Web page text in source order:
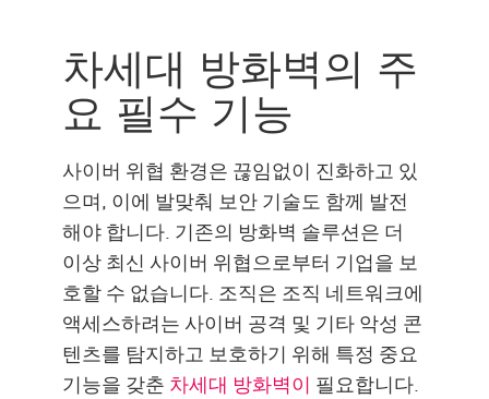
차세대 방화벽의 주
요 필수 기능
사이버 위협 환경은 끊임없이 진화하고 있
으며, 이에 발맞춰 보안 기술도 함께 발전
해야 합니다. 기존의 방화벽 솔루션은 더
이상 최신 사이버 위협으로부터 기업을 보
호할 수 없습니다. 조직은 조직 네트워크에
액세스하려는 사이버 공격 및 기타 악성 콘
텐츠를 탐지하고 보호하기 위해 특정 중요
기능을 갖춘 차세대 방화벽이 필요합니다.